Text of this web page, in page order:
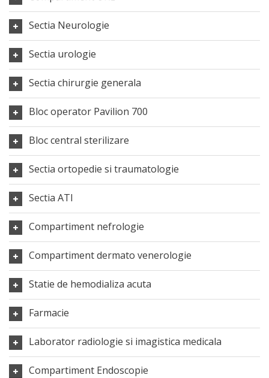
Sectia Neurologie
Sectia urologie
Sectia chirurgie generala
Bloc operator Pavilion 700
Bloc central sterilizare
Sectia ortopedie si traumatologie
Sectia ATI
Compartiment nefrologie
Compartiment dermato venerologie
Statie de hemodializa acuta
Farmacie
Laborator radiologie si imagistica medicala
Compartiment Endoscopie